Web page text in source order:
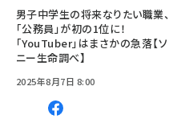
男子中学生の将来なりたい職業、
「公務員」が初の1位に！
「YouTuber」はまさかの急落【ソ
ニー生命調べ】
2025年8月7日 8:00